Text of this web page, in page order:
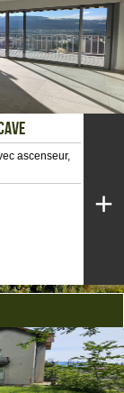
ascenseur,
+